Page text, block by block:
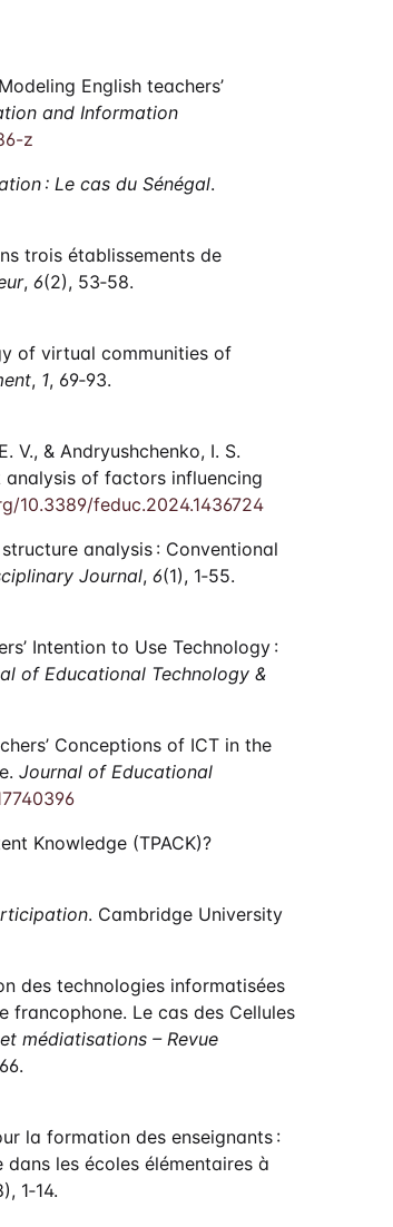
English teachers’
and Information
z
: Le cas du Sénégal.
trois établissements de
, 6(2), 53‑58.
of virtual communities of
, 1, 69‑93.
V., & Andryushchenko, I. S.
of factors influencing
10.3389/feduc.2024.1436724
analysis : Conventional
Journal, 6(1), 1‑55.
Intention to Use Technology :
of Educational Technology &
Conceptions of ICT in the
Journal of Educational
Knowledge (TPACK)?
. Cambridge University
des technologies informatisées
francophone. Le cas des Cellules
médiatisations – Revue
la formation des enseignants :
les écoles élémentaires à
1‑14.